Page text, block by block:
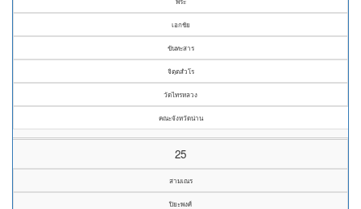
เอกชัย
ขันทะสาร
จิตฺตสํวโร
วัดไทรหลวง
คณะจังหวัดน่าน
25
สามเณร
ปิยะพงศ์